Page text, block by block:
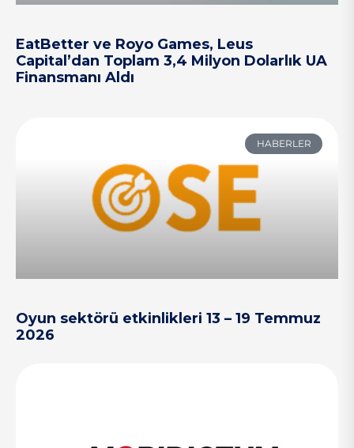
EatBetter ve Royo Games, Leus
Capital’dan Toplam 3,4 Milyon Dolarlık UA
Finansmanı Aldı
HABERLER
Oyun sektörü etkinlikleri 13 – 19 Temmuz
2026